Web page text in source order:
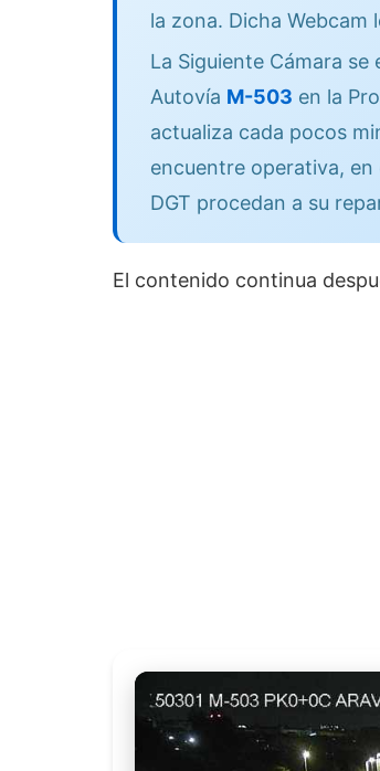
la zona. Dicha
La Siguiente Cámara
Autovía M-503 en la
actualiza cada pocos
encuentre operativa, en
DGT procedan a su
El contenido continua